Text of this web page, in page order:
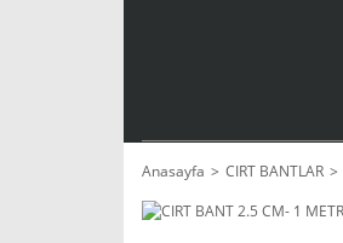
Anasayfa CIRT BANTLAR